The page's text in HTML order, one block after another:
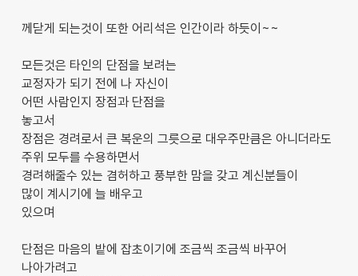
께닫게 되는것이 또한 어리석은 인간이라 하듯이~~
모든것은 타인의 단점을 보려는
교정자가 되기 전에 나 자신이
어떤 사람인지 장점과 단점을
놓고서
장점은 경려로서 큰 복운의 그릇으로 대우주만큼은 아니더라도
주위 모두를 수용하면서
경려해줄수 있는 겸허하고 풍부한 맘을 갖고 계신분들이
많이 계시기에 늘 배우고
있으며
단점은 마음의 밭에 잡초이기에 조금씩 조금씩 바꾸어
나아가려고